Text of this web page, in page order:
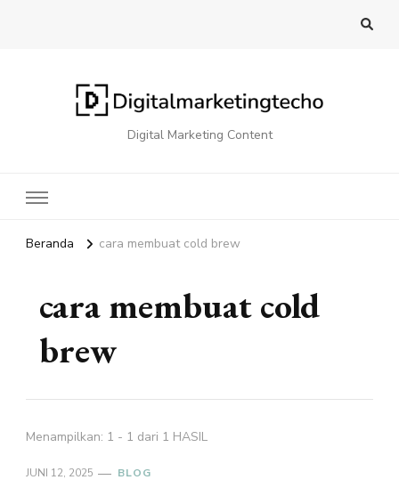
Digital Marketing Content
Beranda cara membuat cold brew
cara membuat cold
brew
Menampilkan: 1 - 1 dari 1 HASIL
JUNI 12, 2025 BLOG